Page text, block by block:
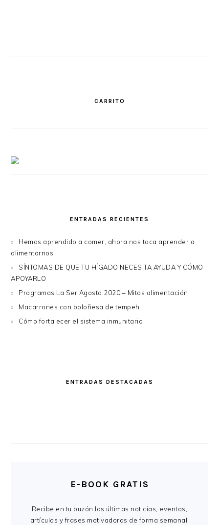
CARRITO
ENTRADAS RECIENTES
Hemos aprendido a comer, ahora nos toca aprender a
alimentarnos.
SÍNTOMAS DE QUE TU HÍGADO NECESITA AYUDA Y CÓMO
APOYARLO
Programas La Ser Agosto 2020 – Mitos alimentación
Macarrones con boloñesa de tempeh
Cómo fortalecer el sistema inmunitario
ENTRADAS DESTACADAS
E-BOOK GRATIS
Recibe en tu buzón las últimas noticias, eventos,
artículos y frases motivadoras de forma semanal.